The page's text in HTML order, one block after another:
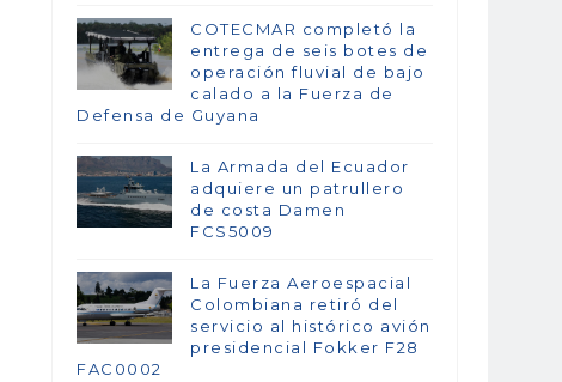
COTECMAR completó la
entrega de seis botes de
operación fluvial de bajo
calado a la Fuerza de
Defensa de Guyana
La Armada del Ecuador
adquiere un patrullero
de costa Damen
FCS5009
La Fuerza Aeroespacial
Colombiana retiró del
servicio al histórico avión
presidencial Fokker F28
FAC0002